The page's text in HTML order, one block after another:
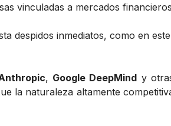
vinculadas a mercados financieros
despidos inmediatos, como en este
, Google DeepMind y
la naturaleza altamente